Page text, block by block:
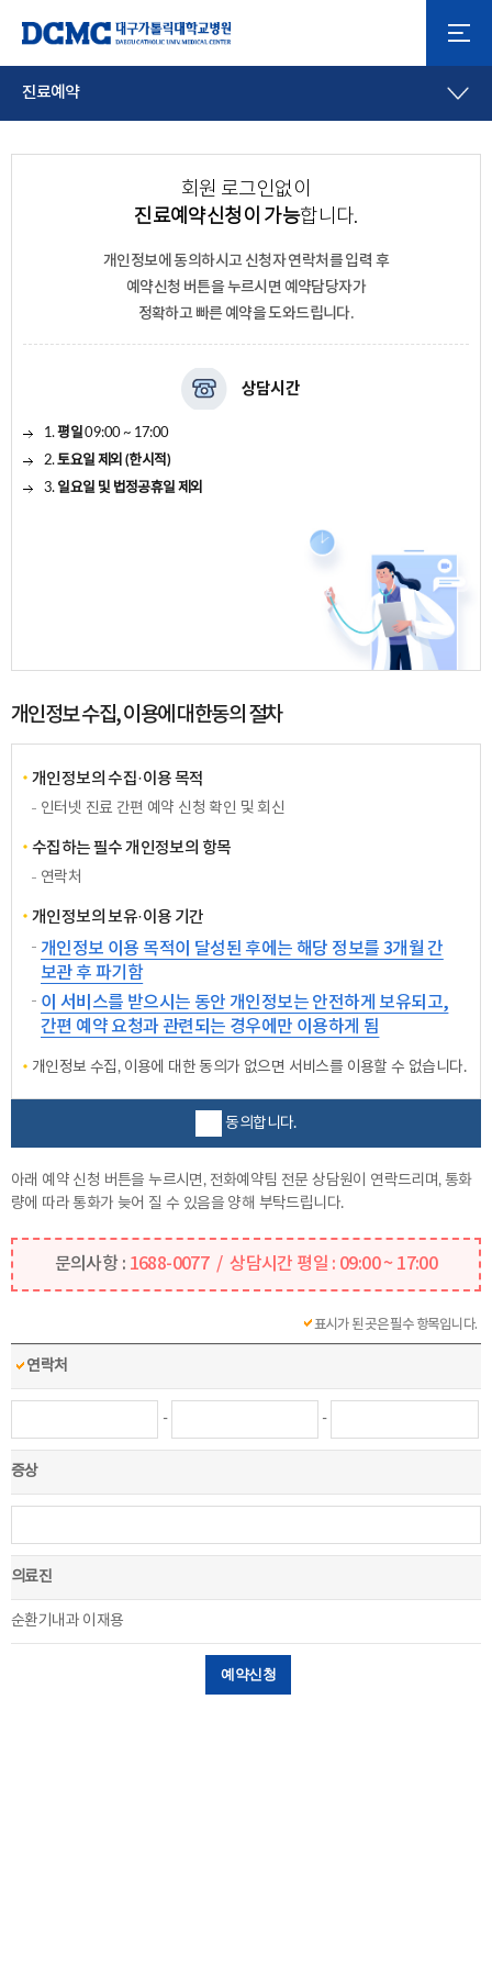
진료예약
회원 로그인없이
진료예약신청이 가능합니다.
개인정보에 동의하시고신청자 연락처를 입력 후
예약신청 버튼을 누르시면 예약담당자가
정확하고 빠른 예약을 도와드립니다.
상담시간
1.평일09:00 ~ 17:00
2.토요일 제외 (한시적)
3. 일요일 및 법정공휴일 제외
개인정보 수집, 이용에 대한동의 절차
개인정보의 수집·이용 목적
인터넷 진료 간편 예약 신청 확인 및 회신
수집하는 필수 개인정보의 항목
연락처
개인정보의 보유·이용 기간
개인정보 이용 목적이 달성된 후에는 해당 정보를 3개월 간
보관 후 파기함
이 서비스를 받으시는 동안 개인정보는 안전하게 보유되고,
간편 예약 요청과 관련되는 경우에만 이용하게 됨
개인정보 수집, 이용에 대한 동의가 없으면 서비스를 이용할 수 없습니다.
동의합니다.
아래 예약 신청 버튼을 누르시면, 전화예약팀 전문 상담원이 연락드리며, 통화
량에 따라 통화가 늦어 질 수 있음을 양해 부탁드립니다.
문의사항 : 1688-0077 / 상담시간 평일 : 09:00 ~ 17:00
표시가 된 곳은 필수 항목입니다.
연락처
- -
증상
의료진
순환기내과 이재용